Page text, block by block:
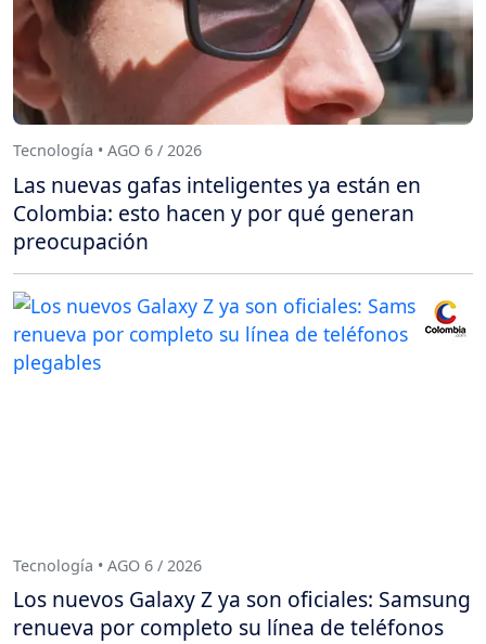
Tecnología • AGO 6 / 2026
Las nuevas gafas inteligentes ya están en
Colombia: esto hacen y por qué generan
preocupación
Tecnología • AGO 6 / 2026
Los nuevos Galaxy Z ya son oficiales: Samsung
renueva por completo su línea de teléfonos